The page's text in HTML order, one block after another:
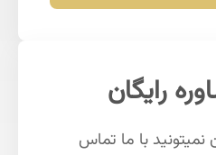
رایگان
نمیتونید با ما تماس